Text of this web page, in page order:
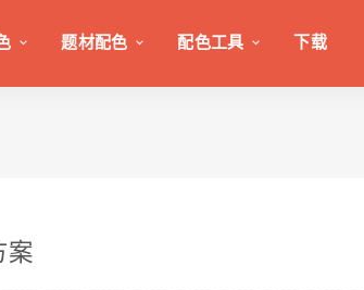
题材配色 配色工具 下载
案